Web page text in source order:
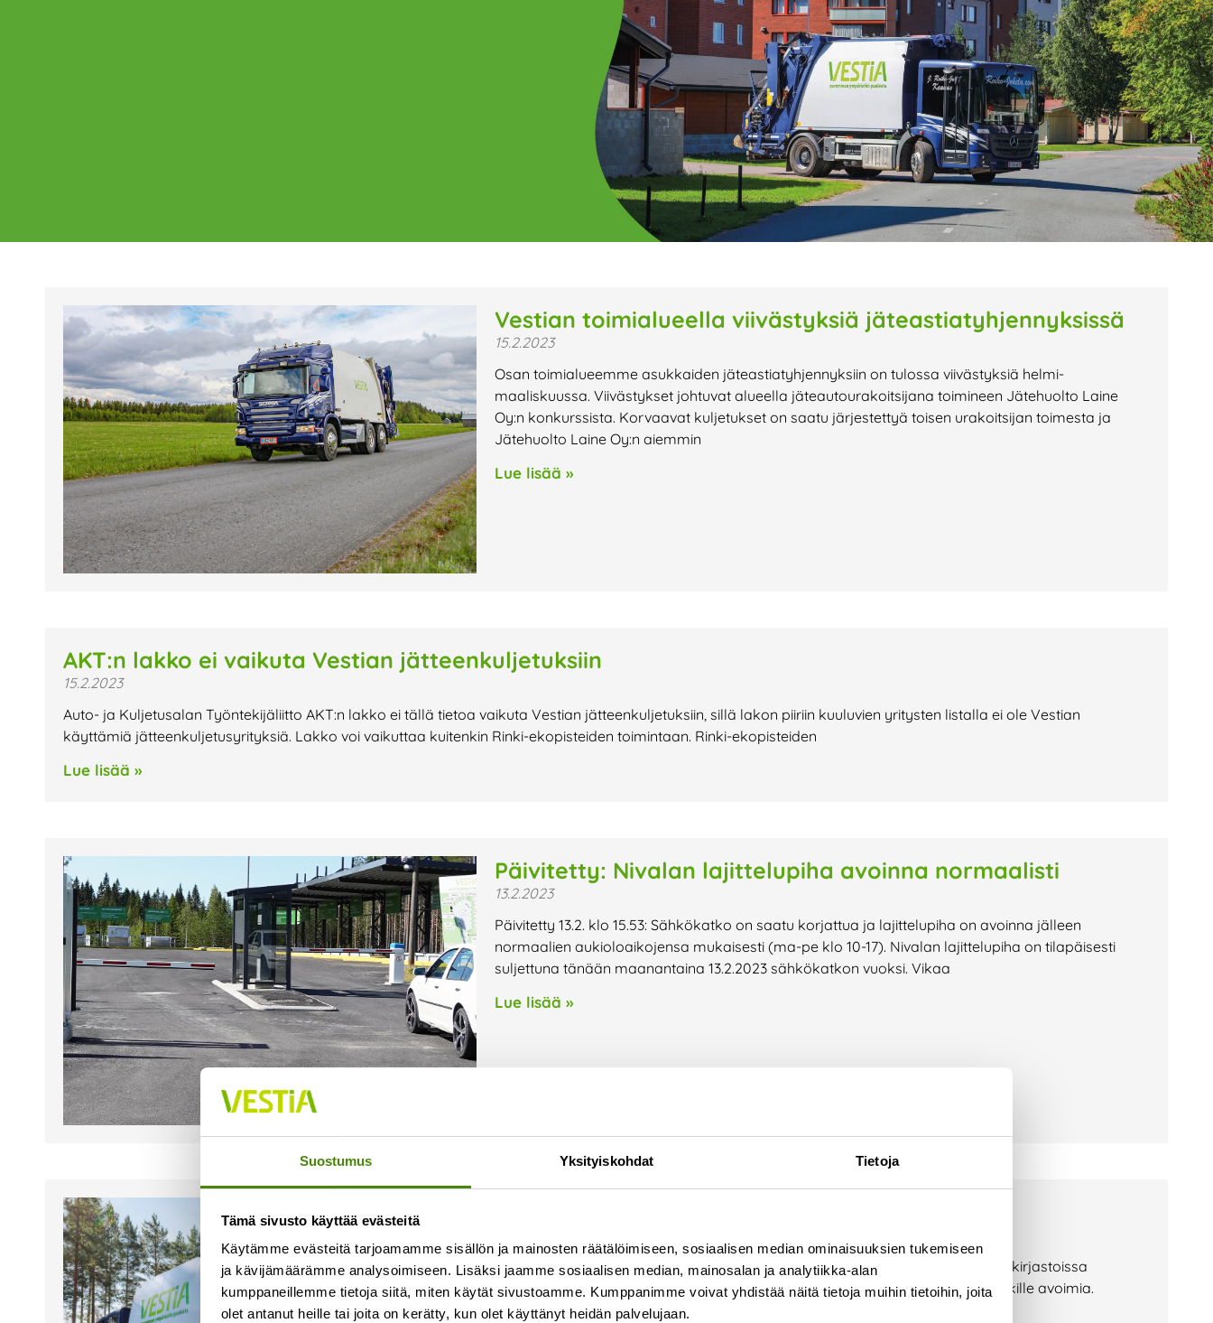
Suostumus Yksityiskohdat Tietoja
Tämä sivusto käyttää evästeitä
Käytämme evästeitä tarjoamamme sisällön ja mainosten räätälöimiseen, sosiaalisen median ominaisuuksien tukemiseen
ja kävijämäärämme analysoimiseen. Lisäksi jaamme sosiaalisen median, mainosalan ja analytiikka-alan
kumppaneillemme tietoja siitä, miten käytät sivustoamme. Kumppanimme voivat yhdistää näitä tietoja muihin tietoihin, joita
olet antanut heille tai joita on kerätty, kun olet käyttänyt heidän palvelujaan.
Ajankohtaista
Tältä sivulta löydät Vestian ajankohtaiset uutiset,
mahdolliset poikkeukset aukioloajoissa ja lähiaikojen
tapahtumat.
Vestian toimialueella viivästyksiä jäteastiatyhjennyksissä
15.2.2023
Osan toimialueemme asukkaiden jäteastiatyhjennyksiin on tulossa viivästyksiä helmi-
maaliskuussa. Viivästykset johtuvat alueella jäteautourakoitsijana toimineen Jätehuolto Laine
Oy:n konkurssista. Korvaavat kuljetukset on saatu järjestettyä toisen urakoitsijan toimesta ja
Jätehuolto Laine Oy:n aiemmin
Lue lisää »
AKT:n lakko ei vaikuta Vestian jätteenkuljetuksiin
15.2.2023
Auto- ja Kuljetusalan Työntekijäliitto AKT:n lakko ei tällä tietoa vaikuta Vestian jätteenkuljetuksiin, sillä lakon piiriin kuuluvien yritysten listalla ei ole Vestian
käyttämiä jätteenkuljetusyrityksiä. Lakko voi vaikuttaa kuitenkin Rinki-ekopisteiden toimintaan. Rinki-ekopisteiden
Lue lisää »
Päivitetty: Nivalan lajittelupiha avoinna normaalisti
13.2.2023
Päivitetty 13.2. klo 15.53: Sähkökatko on saatu korjattua ja lajittelupiha on avoinna jälleen
normaalien aukioloaikojensa mukaisesti (ma-pe klo 10-17). Nivalan lajittelupiha on tilapäisesti
suljettuna tänään maanantaina 13.2.2023 sähkökatkon vuoksi. Vikaa
Lue lisää »
Kierrätysneuvojamme Suvi Kontio kiertää syksyn aikana omistajakuntiemme kirjastoissa
pitämässä kierrätysneuvontatilaisuuksia. Tilaisuudet ovat maksuttomia ja kaikille avoimia.
Tervetuloa! Aikataulu ja paikkakunnat
PagePagePagePage